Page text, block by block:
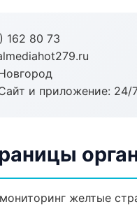
162 80 73
и приложение: 24/
желтые